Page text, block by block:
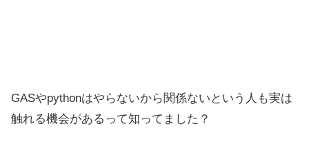
GASやpythonはやらないから関係ないという人も実は
触れる機会があるって知ってました？